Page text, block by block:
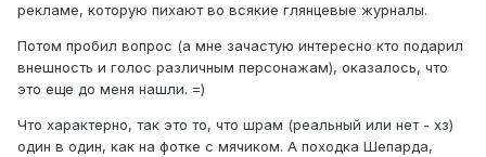
рекламе, которую пихают во всякие глянцевые журналы.
Потом пробил вопрос (а мне зачастую интересно кто подарил
внешность и голос различным персонажам), оказалось, что
это еще до меня нашли. =)
Что характерно, так это то, что шрам (реальный или нет - хз)
один в один, как на фотке с мячиком. А походка Шепарда,